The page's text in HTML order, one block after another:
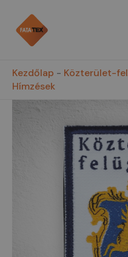
content
Kezdőlap - Közterület-
Hímzések